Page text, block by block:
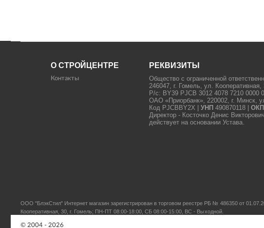
О СТРОЙЦЕНТРЕ
Контакты
РЕКВИЗИТЫ
Общество с ограниченной
246047, г. Гомель, ул.
Р/с: BY39 PJCB 3012 4078 7210 0000
ОАО «Приорбанк», 220002, г. Минск,
Код PJCBBY2X |УНП 490870118 |
Директор - Косточко Денис
действует на основании Устава.
ООО "БлэкСтил" Интернет магазин зарегистрирован в торговом реестре РБ № 486350 от
Кооперативная, 30, г. Гомель; ПН-ПТ 08:00-18:00, СБ 08:00-15:00, ВС - Выходной.
© 2004 - 2026